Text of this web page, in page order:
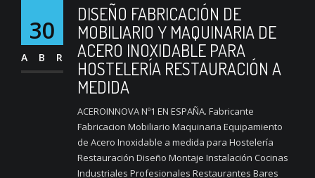
30
ABR
DISEÑO FABRICACIÓN DE
MOBILIARIO Y MAQUINARIA DE
ACERO INOXIDABLE PARA
HOSTELERÍA RESTAURACIÓN A
MEDIDA
ACEROINNOVA Nº1 EN ESPAÑA. Fabricante
Fabricacion Mobiliario Maquinaria Equipamiento
de Acero Inoxidable a medida para Hostelería
Restauración Diseño Montaje Instalación Cocinas
Industriales Profesionales Restaurantes Bares